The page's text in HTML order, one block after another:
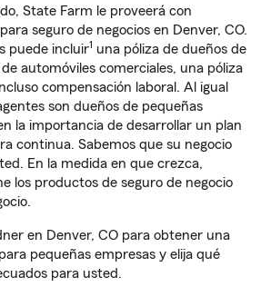
State Farm le proveerá con
seguro de negocios en Denver, CO.
puede incluir1 una póliza de dueños de
automóviles comerciales, una póliza
compensación laboral. Al igual
son dueños de pequeñas
la importancia de desarrollar un plan
continua. Sabemos que su negocio
En la medida en que crezca,
los productos de seguro de negocio
en Denver, CO para obtener una
pequeñas empresas y elija qué
para usted.